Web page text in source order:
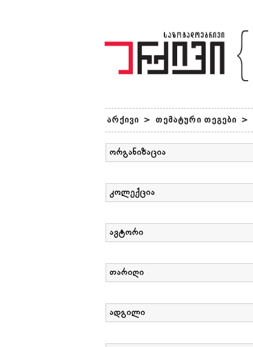
{
არქივი > თემატური თეგები >
ორგანიზაცია
კოლექცია
ავტორი
თარიღი
ადგილი